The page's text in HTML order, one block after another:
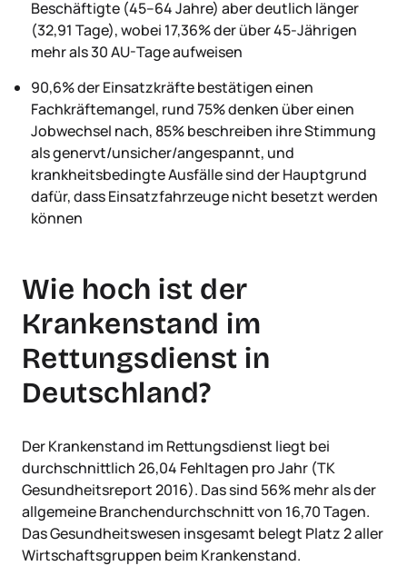
Beschäftigte (45–64 Jahre) aber deutlich länger
(32,91 Tage), wobei 17,36% der über 45-Jährigen
mehr als 30 AU-Tage aufweisen
90,6% der Einsatzkräfte bestätigen einen
Fachkräftemangel, rund 75% denken über einen
Jobwechsel nach, 85% beschreiben ihre Stimmung
als genervt/unsicher/angespannt, und
krankheitsbedingte Ausfälle sind der Hauptgrund
dafür, dass Einsatzfahrzeuge nicht besetzt werden
können
Wie hoch ist der
Krankenstand im
Rettungsdienst in
Deutschland?
Der Krankenstand im Rettungsdienst liegt bei
durchschnittlich 26,04 Fehltagen pro Jahr (TK
Gesundheitsreport 2016). Das sind 56% mehr als der
allgemeine Branchendurchschnitt von 16,70 Tagen.
Das Gesundheitswesen insgesamt belegt Platz 2 aller
Wirtschaftsgruppen beim Krankenstand.